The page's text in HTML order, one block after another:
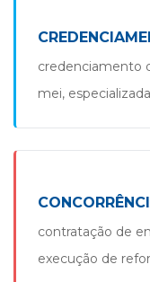
outros locais
enquanto parte
do município de
73.2025 –
credenciamento
mei,
será oferecida a
rede municipal
demandas das
município de são
credenciamento
contratação de
execução de